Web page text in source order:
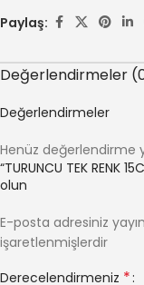
Paylaş:
Değerlendirmeler
Değerlendirmeler
Henüz değerlendirme
“TURUNCU TEK RENK
olun
E-posta adresiniz
işaretlenmişlerdir
Derecelendirmeniz *